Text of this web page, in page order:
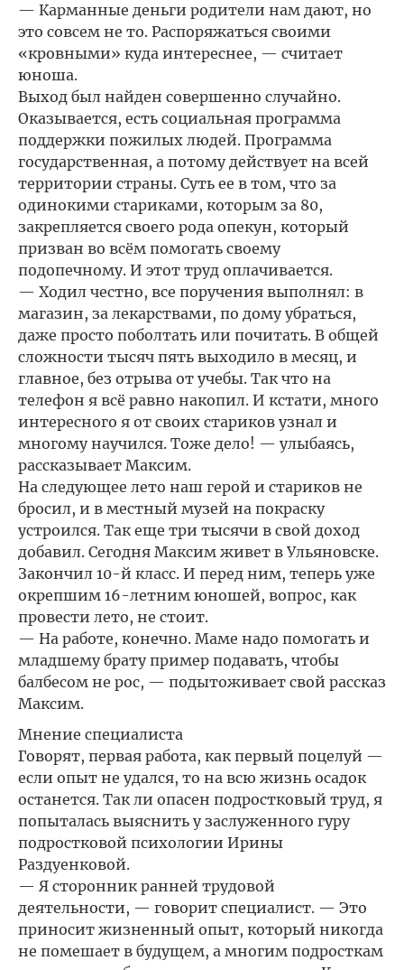
— Карманные деньги родители нам дают, но
это совсем не то. Распоряжаться своими
«кровными» куда интереснее, — считает
юноша.
Выход был найден совершенно случайно.
Оказывается, есть социальная программа
поддержки пожилых людей. Программа
государственная, а потому действует на всей
территории страны. Суть ее в том, что за
одинокими стариками, которым за 80,
закрепляется своего рода опекун, который
призван во всём помогать своему
подопечному. И этот труд оплачивается.
— Ходил честно, все поручения выполнял: в
магазин, за лекарствами, по дому убраться,
даже просто поболтать или почитать. В общей
сложности тысяч пять выходило в месяц, и
главное, без отрыва от учебы. Так что на
телефон я всё равно накопил. И кстати, много
интересного я от своих стариков узнал и
многому научился. Тоже дело! — улыбаясь,
рассказывает Максим.
На следующее лето наш герой и стариков не
бросил, и в местный музей на покраску
устроился. Так еще три тысячи в свой доход
добавил. Сегодня Максим живет в Ульяновске.
Закончил 10-й класс. И перед ним, теперь уже
окрепшим 16-летним юношей, вопрос, как
провести лето, не стоит.
— На работе, конечно. Маме надо помогать и
младшему брату пример подавать, чтобы
балбесом не рос, — подытоживает свой рассказ
Максим.
Мнение специалиста
Говорят, первая работа, как первый поцелуй —
если опыт не удался, то на всю жизнь осадок
останется. Так ли опасен подростковый труд, я
попыталась выяснить у заслуженного гуру
подростковой психологии Ирины
Раздуенковой.
— Я сторонник ранней трудовой
деятельности, — говорит специалист. — Это
приносит жизненный опыт, который никогда
не помешает в будущем, а многим подросткам